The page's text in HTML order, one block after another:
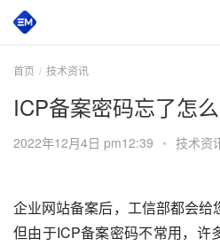
首页 技术资讯
ICP备案密码忘了怎
2022年12月4日 pm12:39 • 技术资
企业网站备案后，工信部都会给
但由于ICP备案密码不常用，许